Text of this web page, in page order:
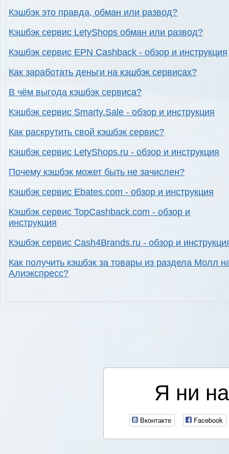
Кэшбэк это правда, обман или развод?
Кэшбэк сервис LetyShops обман или развод?
Кэшбэк сервис EPN Cashback - обзор и инструкция
Как заработать деньги на кэшбэк сервисах?
В чём выгода кэшбэк сервиса?
Кэшбэк сервис Smarty.Sale - обзор и инструкция
Как раскрутить свой кэшбэк сервис?
Кэшбэк сервис LetyShops.ru - обзор и инструкция
Почему кэшбэк может быть не зачислен?
Кэшбэк сервис Ebates.com - обзор и инструкция
Кэшбэк сервис TopCashback.com - обзор и
инструкция
Кэшбэк сервис Cash4Brands.ru - обзор и
Как получить кэшбэк за товары из раздела Молл
Алиэкспресс?
Я ни
Вконтакте Facebook